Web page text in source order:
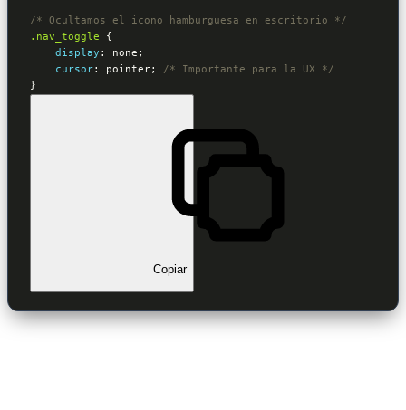
/* Ocultamos el icono hamburguesa en escritorio */
.nav_toggle
{
display : none ;
cursor: pointer; /* Importante para la UX */
}
Copiar